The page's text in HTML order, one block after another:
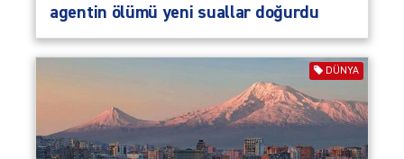
agentin ölümü yeni suallar doğurdu
DÜNYA